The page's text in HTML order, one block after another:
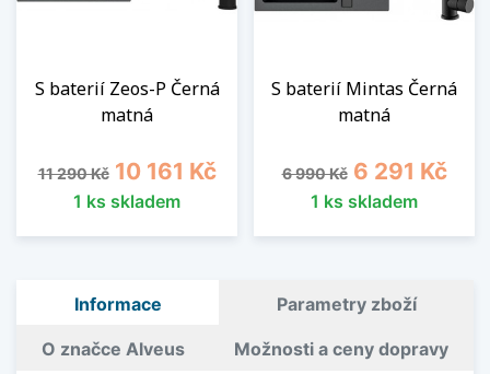
S baterií Zeos-P Černá
matná
Běžná cena
11 290 Kč Cena
10 161 Kč
1 ks skladem
S baterií Mintas Černá
matná
Běžná cena
6 990 Kč Cena
6 291 Kč
1 ks skladem
Informace Parametry zboží
O značce Alveus Možnosti a ceny dopravy